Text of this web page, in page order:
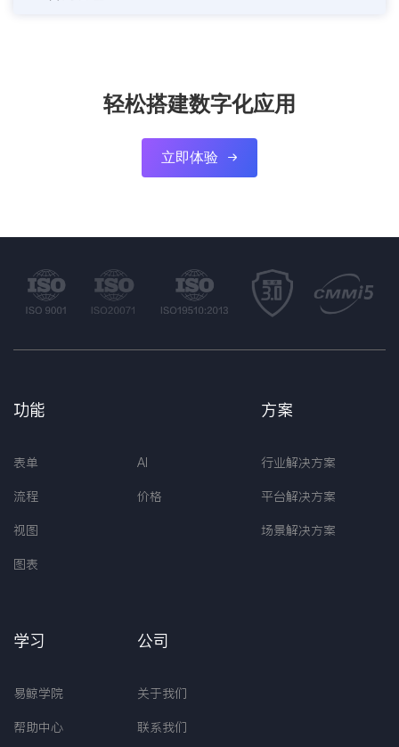
轻松搭建数字化应用
立即体验 
功能
表单
流程
视图
图表
AI
价格
方案
行业解决方案
平台解决方案
场景解决方案
学习
易鲸学院
帮助中心
公司
关于我们
联系我们